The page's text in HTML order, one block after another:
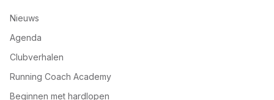
Nieuws
Agenda
Clubverhalen
Running Coach Academy
Beginnen met hardlopen